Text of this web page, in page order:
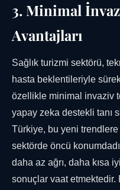
3. Minimal
Avantajları
Sağlık turizmi sektörü,
hasta beklentileriyle
özellikle minimal invaziv
yapay zeka destekli tanı
Türkiye, bu yeni
sektörde öncü
daha az ağrı, daha kısa
sonuçlar vaat etmektedir.